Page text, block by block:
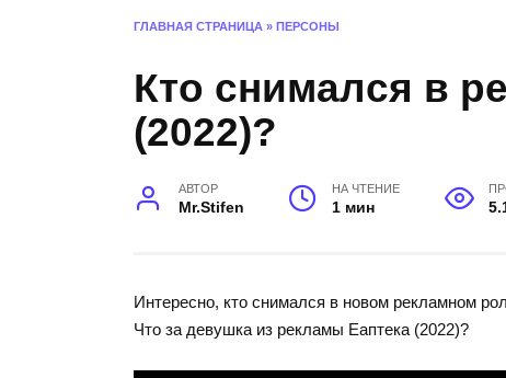
ГЛАВНАЯ СТРАНИЦА » ПЕРСОНЫ
Кто снимался в
(2022)?
АВТОР
Mr.Stifen
НА ЧТЕНИЕ
1 мин
Интересно, кто снимался в новом рекламном
Что за девушка из рекламы Еаптека (2022)?